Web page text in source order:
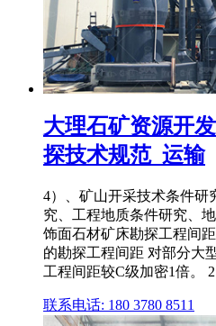
大理石矿资源开
探技术规范_运输
4）、矿山开采技术条件研
究、工程地质条件研究、
饰面石材矿床勘探工程间
的勘探工程间距 对部分大
工程间距较C级加密1倍。
联系电话: 180 3780 8511